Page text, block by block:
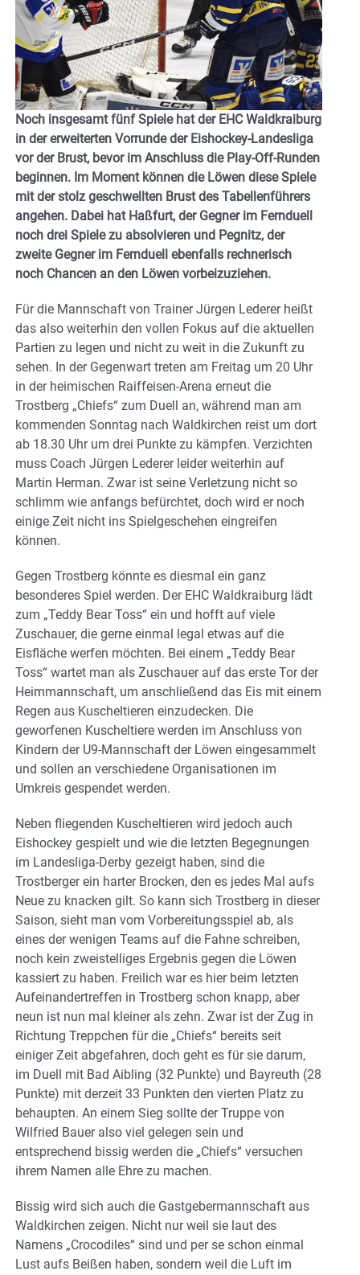
Noch insgesamt fünf Spiele hat der EHC Waldkraiburg
in der erweiterten Vorrunde der Eishockey-Landesliga
vor der Brust, bevor im Anschluss die Play-Off-Runden
beginnen. Im Moment können die Löwen diese Spiele
mit der stolz geschwellten Brust des Tabellenführers
angehen. Dabei hat Haßfurt, der Gegner im Fernduell
noch drei Spiele zu absolvieren und Pegnitz, der
zweite Gegner im Fernduell ebenfalls rechnerisch
noch Chancen an den Löwen vorbeizuziehen.
Für die Mannschaft von Trainer Jürgen Lederer heißt
das also weiterhin den vollen Fokus auf die aktuellen
Partien zu legen und nicht zu weit in die Zukunft zu
sehen. In der Gegenwart treten am Freitag um 20 Uhr
in der heimischen Raiffeisen-Arena erneut die
Trostberg „Chiefs“ zum Duell an, während man am
kommenden Sonntag nach Waldkirchen reist um dort
ab 18.30 Uhr um drei Punkte zu kämpfen. Verzichten
muss Coach Jürgen Lederer leider weiterhin auf
Martin Herman. Zwar ist seine Verletzung nicht so
schlimm wie anfangs befürchtet, doch wird er noch
einige Zeit nicht ins Spielgeschehen eingreifen
können.
Gegen Trostberg könnte es diesmal ein ganz
besonderes Spiel werden. Der EHC Waldkraiburg lädt
zum „Teddy Bear Toss“ ein und hofft auf viele
Zuschauer, die gerne einmal legal etwas auf die
Eisfläche werfen möchten. Bei einem „Teddy Bear
Toss“ wartet man als Zuschauer auf das erste Tor der
Heimmannschaft, um anschließend das Eis mit einem
Regen aus Kuscheltieren einzudecken. Die
geworfenen Kuscheltiere werden im Anschluss von
Kindern der U9-Mannschaft der Löwen eingesammelt
und sollen an verschiedene Organisationen im
Umkreis gespendet werden.
Neben fliegenden Kuscheltieren wird jedoch auch
Eishockey gespielt und wie die letzten Begegnungen
im Landesliga-Derby gezeigt haben, sind die
Trostberger ein harter Brocken, den es jedes Mal aufs
Neue zu knacken gilt. So kann sich Trostberg in dieser
Saison, sieht man vom Vorbereitungsspiel ab, als
eines der wenigen Teams auf die Fahne schreiben,
noch kein zweistelliges Ergebnis gegen die Löwen
kassiert zu haben. Freilich war es hier beim letzten
Aufeinandertreffen in Trostberg schon knapp, aber
neun ist nun mal kleiner als zehn. Zwar ist der Zug in
Richtung Treppchen für die „Chiefs“ bereits seit
einiger Zeit abgefahren, doch geht es für sie darum,
im Duell mit Bad Aibling (32 Punkte) und Bayreuth (28
Punkte) mit derzeit 33 Punkten den vierten Platz zu
behaupten. An einem Sieg sollte der Truppe von
Wilfried Bauer also viel gelegen sein und
entsprechend bissig werden die „Chiefs“ versuchen
ihrem Namen alle Ehre zu machen.
Bissig wird sich auch die Gastgebermannschaft aus
Waldkirchen zeigen. Nicht nur weil sie laut des
Namens „Crocodiles“ sind und per se schon einmal
Lust aufs Beißen haben, sondern weil die Luft im